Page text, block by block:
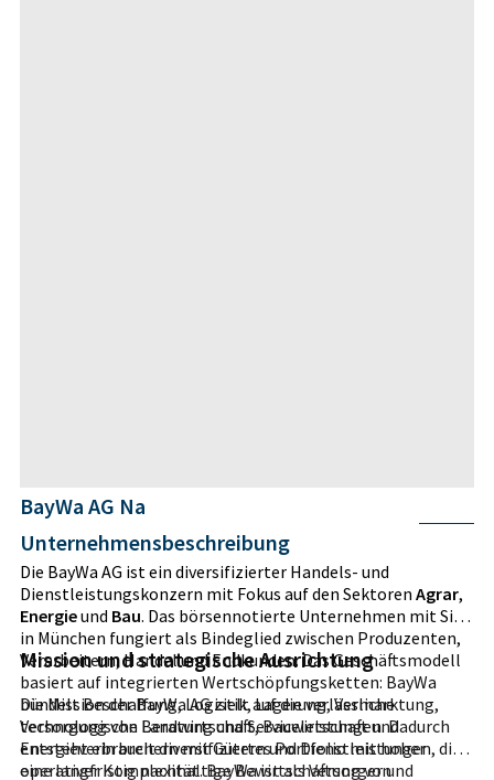
BayWa AG Na
Unternehmensbeschreibung
Die BayWa AG ist ein diversifizierter Handels- und
Dienstleistungskonzern mit Fokus auf den Sektoren Agrar,
Energieund Bau. Das börsennotierte Unternehmen mit Sitz
in München fungiert als Bindeglied zwischen Produzenten,
Verarbeitern, Handel und Endkunden. Das Geschäftsmodell
basiert auf integrierten Wertschöpfungsketten: BayWa
bündelt Beschaffung, Logistik, Lagerung, Vermarktung,
technologische Beratung und Serviceleistungen. Dadurch
entsteht ein breit diversifiziertes Portfolio mit hoher
operativer Komplexität. BayWa ist als Versorger und
Mission und strategische Ausrichtung
Die Mission der BayWa AG zielt auf die verlässliche
Versorgung von Landwirtschaft, Bauwirtschaft und
Energieverbrauchern mit Gütern und Dienstleistungen, die
eine langfristig nachhaltige Bewirtschaftung von